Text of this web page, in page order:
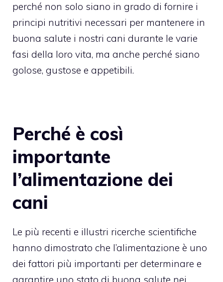
perché non solo siano in grado di fornire i
principi nutritivi necessari per mantenere in
buona salute i nostri cani durante le varie
fasi della loro vita, ma anche perché siano
golose, gustose e appetibili.
Perché è così
importante
l’alimentazione dei
cani
Le più recenti e illustri ricerche scientifiche
hanno dimostrato che l’alimentazione è uno
dei fattori più importanti per determinare e